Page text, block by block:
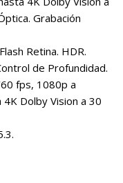
Grabación
Retina. HDR.
de Profundidad.
fps, 1080p a
Dolby Vision a 30